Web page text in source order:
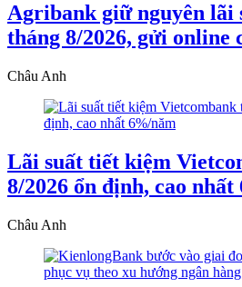
Agribank giữ nguyên lãi
tháng 8/2026, gửi online
Châu Anh
Lãi suất tiết kiệm
8/2026 ổn định, cao
Châu Anh